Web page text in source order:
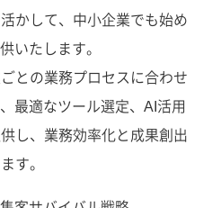
かして、中小企業でも始め
いたします。
との業務プロセスに合わせ
最適なツール選定、AI活用
し、業務効率化と成果創出
す。